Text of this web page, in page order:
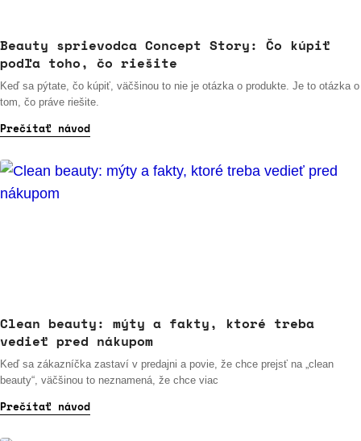
Beauty sprievodca Concept Story: Čo kúpiť
podľa toho, čo riešite
Keď sa pýtate, čo kúpiť, väčšinou to nie je otázka o produkte. Je to otázka o
tom, čo práve riešite.
Prečítať návod
Clean beauty: mýty a fakty, ktoré treba
vedieť pred nákupom
Keď sa zákazníčka zastaví v predajni a povie, že chce prejsť na „clean
beauty“, väčšinou to neznamená, že chce viac
Prečítať návod